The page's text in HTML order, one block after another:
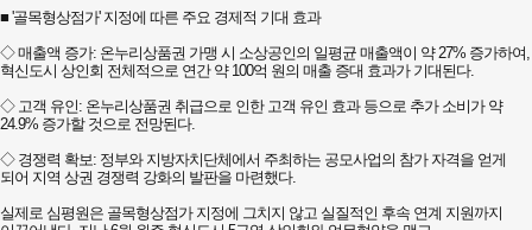
​■ '골목형상점가' 지정에 따른 주요 경제적 기대 효과
◇ ​매출액 증가: 온누리상품권 가맹 시 소상공인의 일평균 매출액이 약 27% 증가하여,
혁신도시 상인회 전체적으로 연간 약 100억 원의 매출 증대 효과가 기대된다.
◇ ​고객 유인: 온누리상품권 취급으로 인한 고객 유인 효과 등으로 추가 소비가 약
24.9% 증가할 것으로 전망된다.
◇ ​경쟁력 확보: 정부와 지방자치단체에서 주최하는 공모사업의 참가 자격을 얻게
되어 지역 상권 경쟁력 강화의 발판을 마련했다.
​실제로 심평원은 골목형상점가 지정에 그치지 않고 실질적인 후속 연계 지원까지